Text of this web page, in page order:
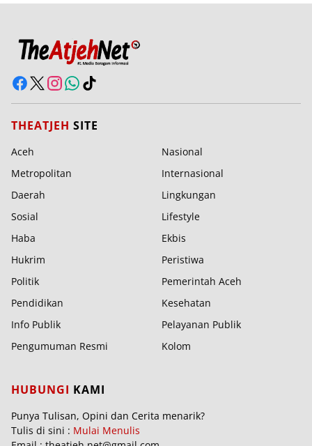
THEATJEH SITE
Aceh
Nasional
Metropolitan
Internasional
Daerah
Lingkungan
Sosial
Lifestyle
Haba
Ekbis
Hukrim
Peristiwa
Politik
Pemerintah Aceh
Pendidikan
Kesehatan
Info Publik
Pelayanan Publik
Pengumuman Resmi
Kolom
HUBUNGI KAMI
Punya Tulisan, Opini dan Cerita menarik?
Tulis di sini : Mulai Menulis